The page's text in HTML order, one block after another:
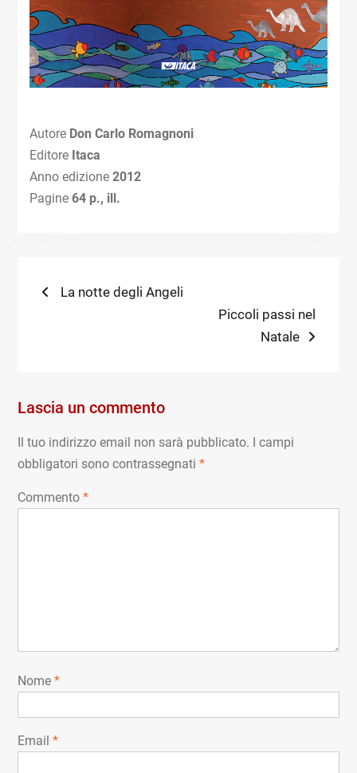
Autore Don Carlo Romagnoni
Editore Itaca
Anno edizione 2012
Pagine64 p., ill.
Navigazione
Previous
La notte degli Angeli
Next
Piccoli passi nel
Natale
Lascia un commento
Il tuo indirizzo email non sarà pubblicato.
I campi
obbligatori sono contrassegnati *
Commento *
Nome *
Email *